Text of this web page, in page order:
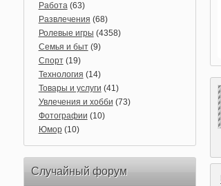
Работа(63)
Развлечения (68)
Ролевые игры (4358)
Семья и быт(9)
Спорт(19)
Технология (14)
Товары и услуги (41)
Увлечения и хобби (73)
Фотографии (10)
Юмор(10)
Случайный форум